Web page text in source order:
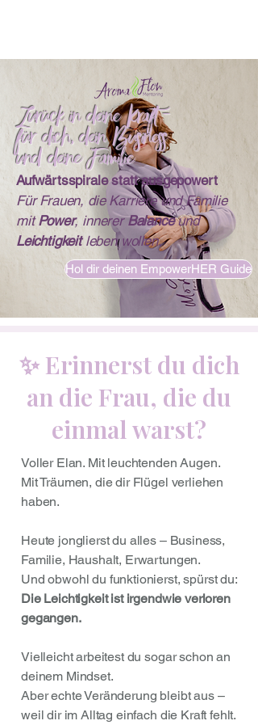
Zurück in deine Kraft -
für dich, dein Business
und deine Familie
Aufwärtsspirale statt ausgepowert
Für Frauen, die Karriere und Familie
mitPower, innererBalanceund
Leichtigkeitleben wollen.
Hol dir deinen EmpowerHER Guide
✨ Erinnerst du dich
an die Frau, die du
einmal warst?
Voller Elan. Mit leuchtenden Augen.
Mit Träumen, die dir Flügel verliehen
haben.
Heute jonglierst du alles – Business,
Familie, Haushalt, Erwartungen.
Und obwohl du funktionierst, spürst du:
Die Leichtigkeit ist irgendwie verloren
gegangen.
Vielleicht arbeitest du sogar schon an
deinem Mindset.
Aber echte Veränderung bleibt aus –
weil dir im Alltag einfach die Kraft fehlt.